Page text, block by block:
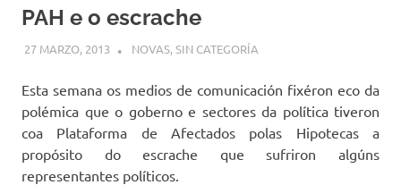
PAH e o escrache
27 MARZO, 2013 DESARROLLO
NOVAS,SIN CATEGORÍA
Esta semana os medios de comunicación fixéron eco da
polémica que o goberno e sectores da política tiveron
coa Plataforma de Afectados polas Hipotecas a
propósito do escrache que sufriron algúns
representantes políticos.